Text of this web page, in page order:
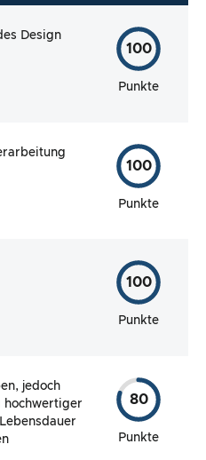
Design
100
Punkte
100
Punkte
100
Punkte
jedoch
hochwertiger
80
Punkte